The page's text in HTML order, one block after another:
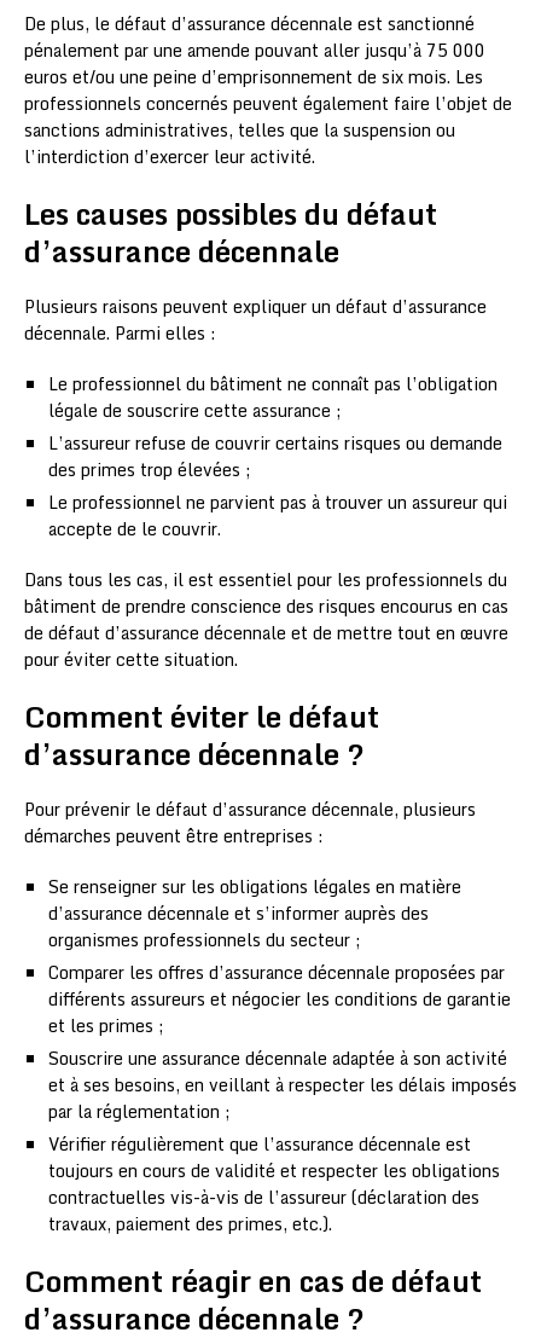
De plus, le défaut d’assurance décennale est sanctionné
pénalement par une amende pouvant aller jusqu’à 75 000
euros et/ou une peine d’emprisonnement de six mois. Les
professionnels concernés peuvent également faire l’objet de
sanctions administratives, telles que la suspension ou
l’interdiction d’exercer leur activité.
Les causes possibles du défaut
d’assurance décennale
Plusieurs raisons peuvent expliquer un défaut d’assurance
décennale. Parmi elles :
Le professionnel du bâtiment ne connaît pas l’obligation
légale de souscrire cette assurance ;
L’assureur refuse de couvrir certains risques ou demande
des primes trop élevées ;
Le professionnel ne parvient pas à trouver un assureur qui
accepte de le couvrir.
Dans tous les cas, il est essentiel pour les professionnels du
bâtiment de prendre conscience des risques encourus en cas
de défaut d’assurance décennale et de mettre tout en œuvre
pour éviter cette situation.
Comment éviter le défaut
d’assurance décennale ?
Pour prévenir le défaut d’assurance décennale, plusieurs
démarches peuvent être entreprises :
Se renseigner sur les obligations légales en matière
d’assurance décennale et s’informer auprès des
organismes professionnels du secteur ;
Comparer les offres d’assurance décennale proposées par
différents assureurs et négocier les conditions de garantie
et les primes ;
Souscrire une assurance décennale adaptée à son activité
et à ses besoins, en veillant à respecter les délais imposés
par la réglementation ;
Vérifier régulièrement que l’assurance décennale est
toujours en cours de validité et respecter les obligations
contractuelles vis-à-vis de l’assureur (déclaration des
travaux, paiement des primes, etc.).
Comment réagir en cas de défaut
d’assurance décennale ?